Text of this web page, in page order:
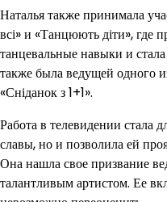
Наталья также принимала
всі» и «Танцюють діти», где
танцевальные навыки и
также была ведущей одного
«Сніданок з 1+1».
Работа в телевидении стала
славы, но и позволила ей
Она нашла свое призвание
талантливым артистом. Ее